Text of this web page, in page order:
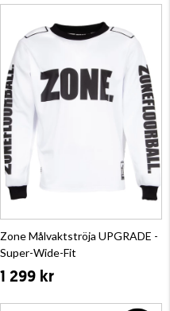
Zone Målvaktströja UPGRADE -
Super-Wide-Fit
1 299 kr